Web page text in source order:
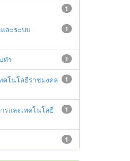
1
1
ละระบบ
1
ทำ
1
คโนโลยีราชมงคล
1
รและเทคโนโลยี
1